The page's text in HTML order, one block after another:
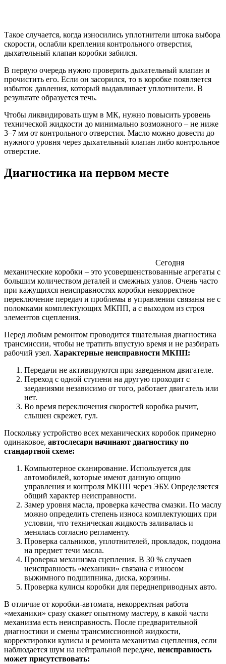
Такое случается, когда износились уплотнители штока выбора
скорости, ослабли крепления контрольного отверстия,
дыхательный клапан коробки забился.
В первую очередь нужно проверить дыхательный клапан и
прочистить его. Если он засорился, то в коробке появляется
избыток давления, который выдавливает уплотнители. В
результате образуется течь.
Чтобы ликвидировать шум в МК, нужно повысить уровень
технической жидкости до минимально возможного – не ниже
3–7 мм от контрольного отверстия. Масло можно довести до
нужного уровня через дыхательный клапан либо контрольное
отверстие.
Диагностика на первом месте
Сегодня
механические коробки – это усовершенствованные агрегаты с
большим количеством деталей и смежных узлов. Очень часто
при кажущихся неисправностях коробки некорректное
переключение передач и проблемы в управлении связаны не с
поломками комплектующих МКПП, а с выходом из строя
элементов сцепления.
Перед любым ремонтом проводится тщательная диагностика
трансмиссии, чтобы не тратить впустую время и не разбирать
рабочий узел. Характерные неисправности МКПП:
Передачи не активируются при заведенном двигателе.
Переход с одной ступени на другую проходит с
заеданиями независимо от того, работает двигатель или
нет.
Во время переключения скоростей коробка рычит,
слышен скрежет, гул.
Поскольку устройство всех механических коробок примерно
одинаковое, автослесари начинают диагностику по
стандартной схеме:
Компьютерное сканирование. Используется для
автомобилей, которые имеют данную опцию
управления и контроля МКПП через ЭБУ. Определяется
общий характер неисправности.
Замер уровня масла, проверка качества смазки. По маслу
можно определить степень износа комплектующих при
условии, что техническая жидкость заливалась и
менялась согласно регламенту.
Проверка сальников, уплотнителей, прокладок, поддона
на предмет течи масла.
Проверка механизма сцепления. В 30 % случаев
неисправность «механики» связана с износом
выжимного подшипника, диска, корзины.
Проверка кулисы коробки для переднеприводных авто.
В отличие от коробки-автомата, некорректная работа
«механики» сразу скажет опытному мастеру, в какой части
механизма есть неисправность. После предварительной
диагностики и смены трансмиссионной жидкости,
корректировки кулисы и ремонта механизма сцепления, если
наблюдается шум на нейтральной передаче, неисправность
может присутствовать: